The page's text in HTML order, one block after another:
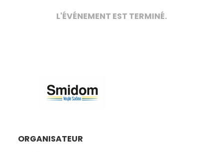
L'ÉVÉNEMENT EST TERMINÉ.
ORGANISATEUR